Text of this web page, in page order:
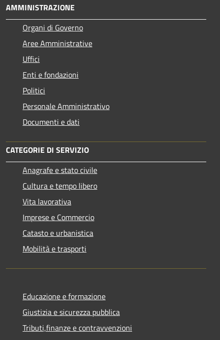
AMMINISTRAZIONE
Organi di Governo
Aree Amministrative
Uffici
Enti e fondazioni
Politici
Personale Amministrativo
Documenti e dati
CATEGORIE DI SERVIZIO
Anagrafe e stato civile
Cultura e tempo libero
Vita lavorativa
Imprese e Commercio
Catasto e urbanistica
Mobilità e trasporti
Educazione e formazione
Giustizia e sicurezza pubblica
Tributi,finanze e contravvenzioni